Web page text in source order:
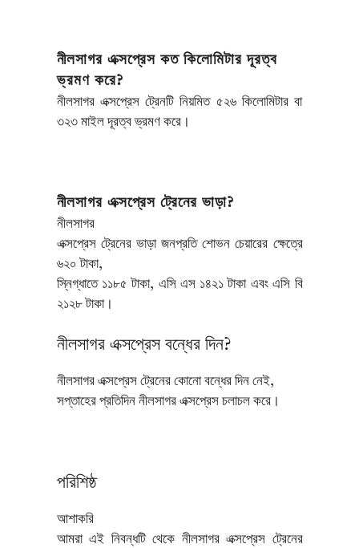
নীলসাগর এক্সপ্রেস কত কিলোমিটার দূরত্ব
ভ্রমণ করে?
নীলসাগর এক্সপ্রেস ট্রেনটি নিয়মিত ৫২৬ কিলোমিটার বা
৩২৩ মাইল দূরত্ব ভ্রমণ করে।
নীলসাগর এক্সপ্রেস ট্রেনের ভাড়া?
নীলসাগর
এক্সপ্রেস ট্রেনের ভাড়া জনপ্রতি শোভন চেয়ারের ক্ষেত্রে
৬২০ টাকা,
স্নিগ্ধাতে ১১৮৫ টাকা, এসি এস ১৪২১ টাকা এবং এসি বি
২১২৮ টাকা।
নীলসাগর এক্সপ্রেস বন্ধের দিন?
নীলসাগর এক্সপ্রেস ট্রেনের কোনো বন্ধের দিন নেই,
সপ্তাহের প্রতিদিন নীলসাগর এক্সপ্রেস চলাচল করে।
পরিশিষ্ঠ
আশাকরি
আমরা এই নিবন্ধটি থেকে নীলসাগর এক্সপ্রেস ট্রেনের